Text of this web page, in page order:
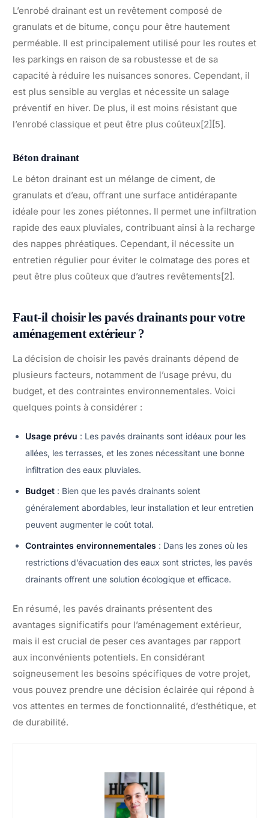
L’enrobé drainant est un revêtement composé de
granulats et de bitume, conçu pour être hautement
perméable. Il est principalement utilisé pour les routes et
les parkings en raison de sa robustesse et de sa
capacité à réduire les nuisances sonores. Cependant, il
est plus sensible au verglas et nécessite un salage
préventif en hiver. De plus, il est moins résistant que
l’enrobé classique et peut être plus coûteux[2][5].
Béton drainant
Le béton drainant est un mélange de ciment, de
granulats et d’eau, offrant une surface antidérapante
idéale pour les zones piétonnes. Il permet une infiltration
rapide des eaux pluviales, contribuant ainsi à la recharge
des nappes phréatiques. Cependant, il nécessite un
entretien régulier pour éviter le colmatage des pores et
peut être plus coûteux que d’autres revêtements[2].
Faut-il choisir les pavés drainants pour votre
aménagement extérieur ?
La décision de choisir les pavés drainants dépend de
plusieurs facteurs, notamment de l’usage prévu, du
budget, et des contraintes environnementales. Voici
quelques points à considérer :
Usage prévu : Les pavés drainants sont idéaux pour les
allées, les terrasses, et les zones nécessitant une bonne
infiltration des eaux pluviales.
Budget : Bien que les pavés drainants soient
généralement abordables, leur installation et leur entretien
peuvent augmenter le coût total.
Contraintes environnementales : Dans les zones où les
restrictions d’évacuation des eaux sont strictes, les pavés
drainants offrent une solution écologique et efficace.
En résumé, les pavés drainants présentent des
avantages significatifs pour l’aménagement extérieur,
mais il est crucial de peser ces avantages par rapport
aux inconvénients potentiels. En considérant
soigneusement les besoins spécifiques de votre projet,
vous pouvez prendre une décision éclairée qui répond à
vos attentes en termes de fonctionnalité, d’esthétique, et
de durabilité.